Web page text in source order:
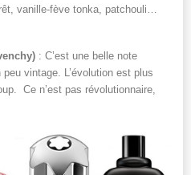
vanille-fève tonka, patchouli…
: C’est une belle note
vintage. L’évolution est plus
Ce n’est pas révolutionnaire,